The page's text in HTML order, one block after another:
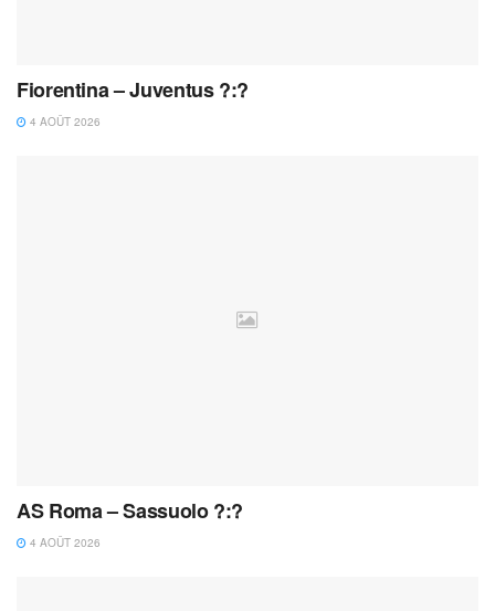
Fiorentina – Juventus ?:?
4 AOÛT 2026
AS Roma – Sassuolo ?:?
4 AOÛT 2026